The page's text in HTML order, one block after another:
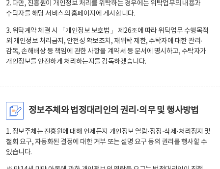
2. 다만, 진흥원이 개인정보 처리를 위탁하는 경우에는 위탁업무의 내용과
수탁자를 해당 서비스의 홈페이지에 게시합니다.
3. 위탁계약 체결 시 「개인정보 보호법」 제26조에 따라 위탁업무 수행목적
외 개인정보 처리금지, 안전성 확보조치, 재위탁 제한, 수탁자에 대한 관리·
감독, 손해배상 등 책임에 관한 사항을 계약서 등 문서에 명시하고, 수탁자가
개인정보를 안전하게 처리하는지를 감독하겠습니다.
정보주체와 법정대리인의 권리·의무 및 행사방법
1. 정보주체는 진흥원에 대해 언제든지 개인정보 열람·정정·삭제·처리정지 및
철회 요구, 자동화된 결정에 대한 거부 또는 설명 요구 등의 권리를 행사할 수
있습니다.